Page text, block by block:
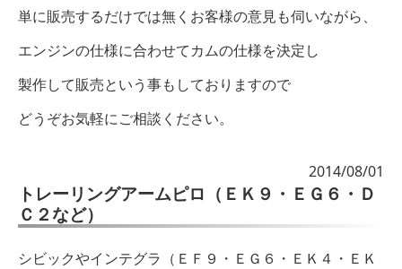
単に販売するだけでは無くお客様の意見も伺いながら、
エンジンの仕様に合わせてカムの仕様を決定し
製作して販売という事もしておりますので
どうぞお気軽にご相談ください。
2014/08/01
トレーリングアームピロ（ＥＫ９・ＥＧ６・Ｄ
Ｃ２など）
シビックやインテグラ（ＥＦ９・ＥＧ６・ＥＫ４・ＥＫ